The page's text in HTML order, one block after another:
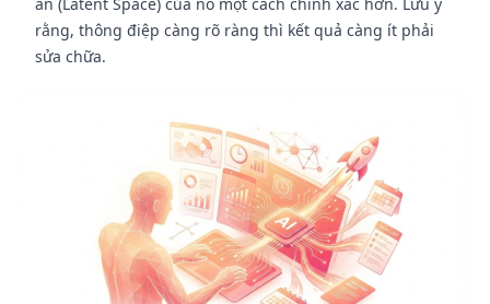
rằng, thông điệp càng rõ ràng thì kết quả càng ít phải
sửa chữa.